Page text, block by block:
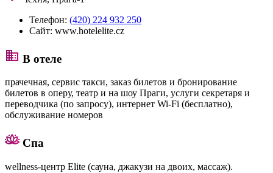
Телефон: (420) 224 932 250
Сайт: www.hotelelite.cz
В отеле
прачечная, сервис такси, заказ билетов и бронирование
билетов в оперу, театр и на шоу Праги, услуги секретаря и
переводчика (по запросу), интернет Wi-Fi (бесплатно),
обслуживание номеров
Спа
wellness-центр Elite (сауна, джакузи на двоих, массаж).